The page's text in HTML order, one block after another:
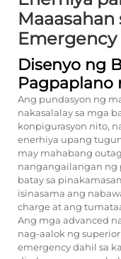
Emergency
Disenyo ng
Pagpaplano
Ang pundasyon ng
nakasalalay sa mga
konpigurasyon nito,
enerhiya upang
may mahabang
nangangailangan ng
batay sa
isinasama ang
charge at ang
Ang mga advanced
nag-aalok ng
emergency dahil sa